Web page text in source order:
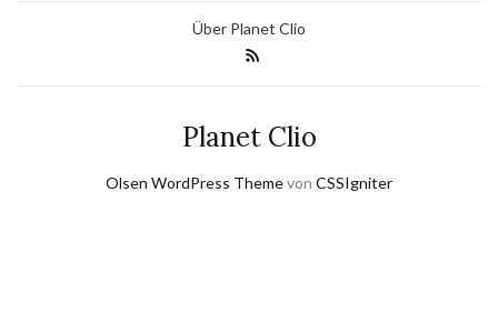
Über Planet Clio
Planet Clio
Olsen WordPress Themevon CSSIgniter